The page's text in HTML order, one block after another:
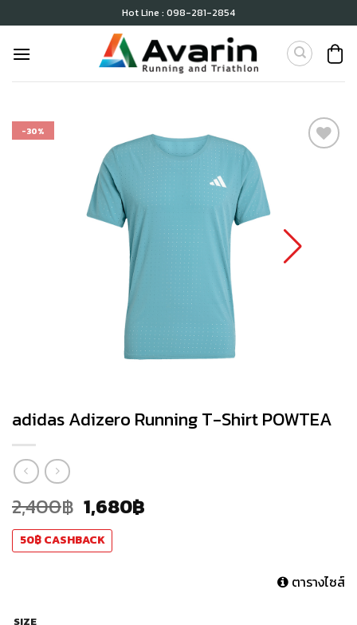
to
content
Hot Line : 098-281-2854
-30%
adidas Adizero Running T-Shirt POWTEA
2,400฿ 1,680฿
50฿CASHBACK
ตารางไซส์
SIZE